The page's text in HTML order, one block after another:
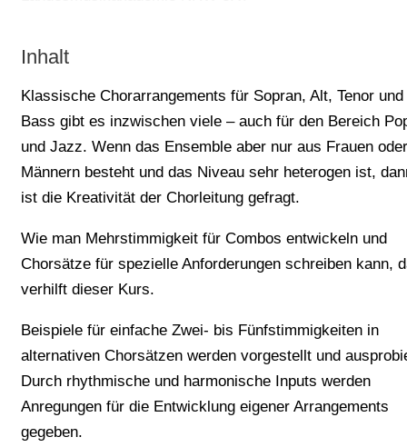
Inhalt
Klassische Chorarrangements für Sopran, Alt, Tenor und
Bass gibt es inzwischen viele – auch für den Bereich
und Jazz. Wenn das Ensemble aber nur aus Frauen oder
Männern besteht und das Niveau sehr heterogen ist,
ist die Kreativität der Chorleitung gefragt.
Wie man Mehrstimmigkeit für Combos entwickeln und
Chorsätze für spezielle Anforderungen schreiben kann,
verhilft dieser Kurs.
Beispiele für einfache Zwei- bis Fünfstimmigkeiten in
alternativen Chorsätzen werden vorgestellt und
Durch rhythmische und harmonische Inputs werden
Anregungen für die Entwicklung eigener Arrangements
gegeben.